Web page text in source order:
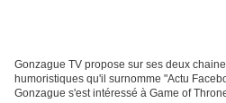
Gonzague TV propose sur ses deux
humoristiques qu'il surnomme "Actu
Gonzague s'est intéressé à Game of